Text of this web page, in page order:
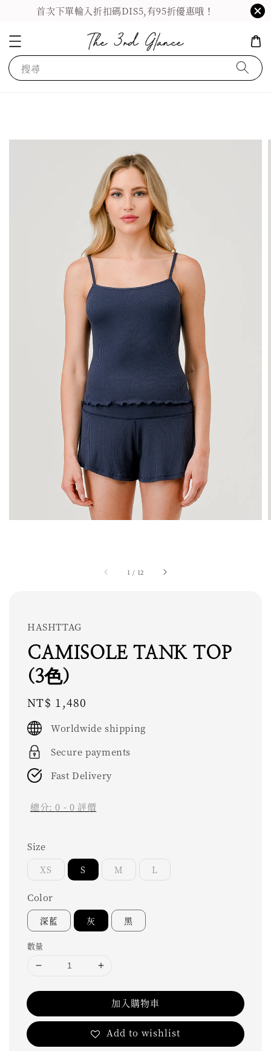
首次下單輸入折扣碼DIS5,有95折優惠哦！
搜尋
1 / 12
HASHTTAG
CAMISOLE TANK TOP
(3色)
Regular
price
NT$ 1,480
Worldwide shipping
Secure payments
Fast Delivery
總分:0 - 0 評價
Size
XS S M L
Color
深藍 灰 黑
數量
加入購物車
Add to wishlist